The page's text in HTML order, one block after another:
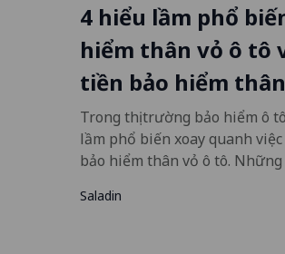
4 hiểu lầm phổ
hiểm thân vỏ ô tô
tiền bảo hiểm
Trong thị trường bảo hiểm ô
lầm phổ biến xoay quanh
bảo hiểm thân vỏ ô tô.
Saladin